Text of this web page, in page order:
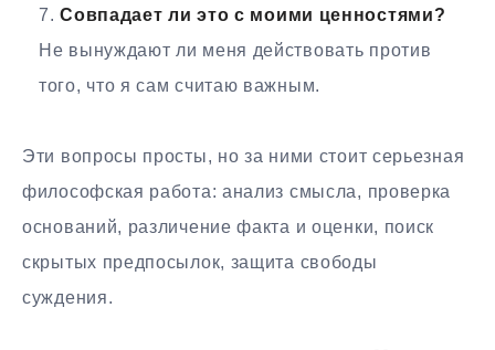
Совпадает ли это с моими ценностями?
Не вынуждают ли меня действовать против
того, что я сам считаю важным.
Эти вопросы просты, но за ними стоит серьезная
философская работа: анализ смысла, проверка
оснований, различение факта и оценки, поиск
скрытых предпосылок, защита свободы
суждения.